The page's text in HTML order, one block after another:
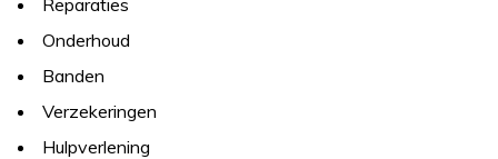
Reparaties
Onderhoud
Banden
Verzekeringen
Hulpverlening